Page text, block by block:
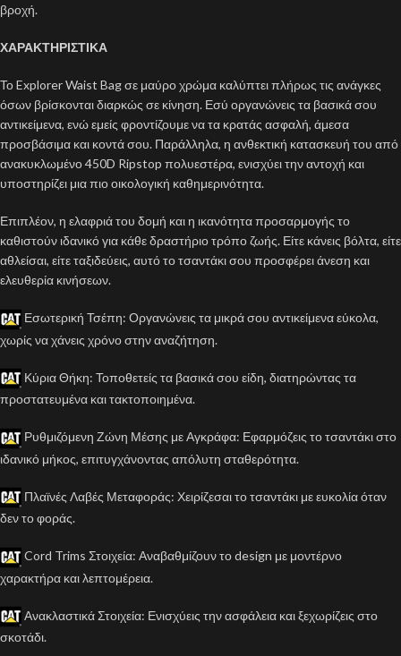
βροχή.
ΧΑΡΑΚΤΗΡΙΣΤΙΚΑ
Το Explorer Waist Bag σε μαύρο χρώμα καλύπτει πλήρως τις ανάγκες
όσων βρίσκονται διαρκώς σε κίνηση. Εσύ οργανώνεις τα βασικά σου
αντικείμενα, ενώ εμείς φροντίζουμε να τα κρατάς ασφαλή, άμεσα
προσβάσιμα και κοντά σου. Παράλληλα, η ανθεκτική κατασκευή του από
ανακυκλωμένο 450D Ripstop πολυεστέρα, ενισχύει την αντοχή και
υποστηρίζει μια πιο οικολογική καθημερινότητα.
Επιπλέον, η ελαφριά του δομή και η ικανότητα προσαρμογής το
καθιστούν ιδανικό για κάθε δραστήριο τρόπο ζωής. Είτε κάνεις βόλτα, είτε
αθλείσαι, είτε ταξιδεύεις, αυτό το τσαντάκι σου προσφέρει άνεση και
ελευθερία κινήσεων.
Εσωτερική Τσέπη: Οργανώνεις τα μικρά σου αντικείμενα εύκολα,
χωρίς να χάνεις χρόνο στην αναζήτηση.
Κύρια Θήκη: Τοποθετείς τα βασικά σου είδη, διατηρώντας τα
προστατευμένα και τακτοποιημένα.
Ρυθμιζόμενη Ζώνη Μέσης με Αγκράφα: Εφαρμόζεις το τσαντάκι στο
ιδανικό μήκος, επιτυγχάνοντας απόλυτη σταθερότητα.
Πλαϊνές Λαβές Μεταφοράς: Χειρίζεσαι το τσαντάκι με ευκολία όταν
δεν το φοράς.
Cord Trims Στοιχεία: Αναβαθμίζουν το design με μοντέρνο
χαρακτήρα και λεπτομέρεια.
Ανακλαστικά Στοιχεία: Ενισχύεις την ασφάλεια και ξεχωρίζεις στο
σκοτάδι.